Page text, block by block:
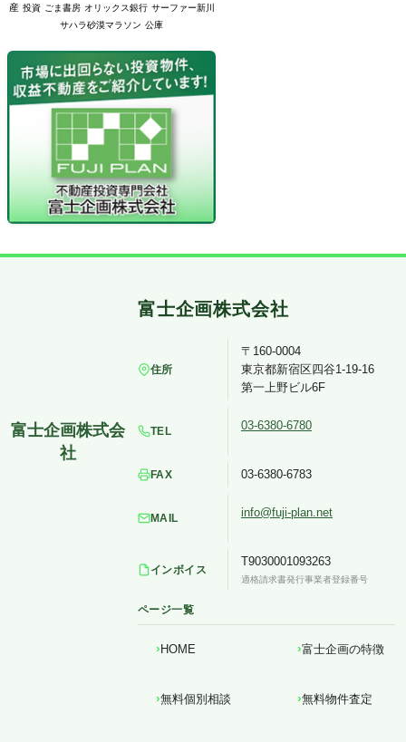
産 投資 ごま書房 オリックス銀行 サーファー新川
サハラ砂漠マラソン 公庫
住所
〒160-0004
東京都新宿区四谷1-19-16
第一上野ビル6F
TEL 03-6380-6780
FAX 03-6380-6783
MAIL info@fuji-plan.net
インボイス
T9030001093263
適格請求書発行事業者登録番号
ページ一覧
HOME 富士企画の特徴
無料個別相談 無料物件査定